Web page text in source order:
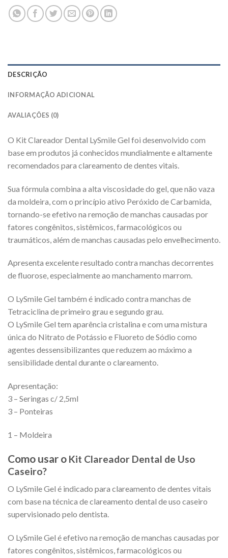
DESCRIÇÃO
INFORMAÇÃO ADICIONAL
AVALIAÇÕES (0)
O Kit Clareador Dental LySmile Gel foi desenvolvido com
base em produtos já conhecidos mundialmente e altamente
recomendados para clareamento de dentes vitais.
Sua fórmula combina a alta viscosidade do gel, que não vaza
da moldeira, com o princípio ativo Peróxido de Carbamida,
tornando-se efetivo na remoção de manchas causadas por
fatores congênitos, sistêmicos, farmacológicos ou
traumáticos, além de manchas causadas pelo envelhecimento.
Apresenta excelente resultado contra manchas decorrentes
de fluorose, especialmente ao manchamento marrom.
O LySmile Gel também é indicado contra manchas de
Tetraciclina de primeiro grau e segundo grau.
O LySmile Gel tem aparência cristalina e com uma mistura
única do Nitrato de Potássio e Fluoreto de Sódio como
agentes dessensibilizantes que reduzem ao máximo a
sensibilidade dental durante o clareamento.
Apresentação:
3 – Seringas c/ 2,5ml
3 – Ponteiras
1 – Moldeira
Como usar o Kit Clareador Dental de Uso
Caseiro?
O LySmile Gel é indicado para clareamento de dentes vitais
com base na técnica de clareamento dental de uso caseiro
supervisionado pelo dentista.
O LySmile Gel é efetivo na remoção de manchas causadas por
fatores congênitos, sistêmicos, farmacológicos ou